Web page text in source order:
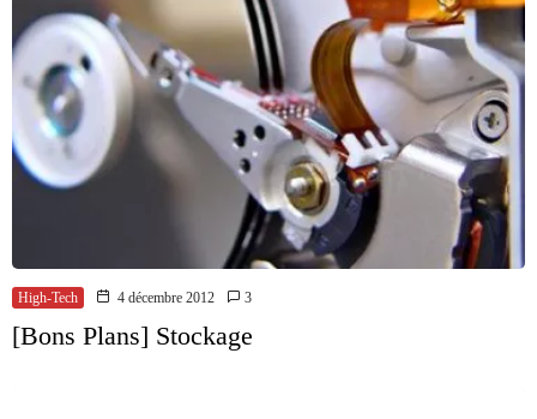
High-Tech 4 décembre 2012 3
[Bons Plans] Stockage